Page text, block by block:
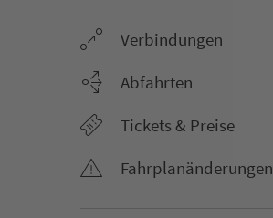
Ver­bin­dungen
Abfahrten
Tickets & Preise
Fahr­plan­ände­rungen